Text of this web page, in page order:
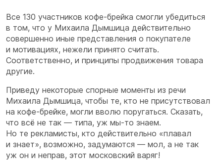
Все 130 участников кофе-брейка смогли убедиться
в том, что у Михаила Дымшица действительно
совершенно иные представления о покупателе
и мотивациях, нежели принято считать.
Соответственно, и принципы продвижения товара
другие.
Приведу некоторые спорные моменты из речи
Михаила Дымшица, чтобы те, кто не присутствовал
на кофе-брейке, могли вволю поругаться. Сказать,
что всё не так — типа, уж мы-то знаем.
Но те рекламисты, кто действительно «плавал
и знает», возможно, задумаются — мол, а не так
уж он и неправ, этот московский варяг!